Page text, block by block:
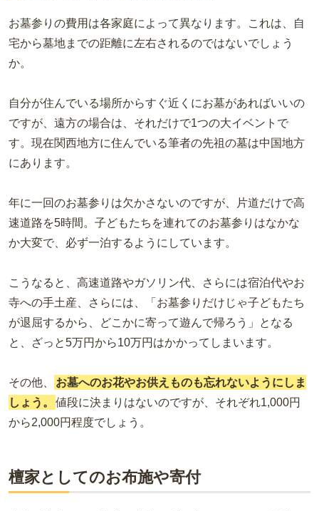
お墓参りの費用は各家庭によって異なります。これは、自
宅から墓地までの距離に左右されるのではないでしょう
か。
自分が住んでいる場所からすぐ近くにお墓があればいいの
ですが、遠方の場合は、それだけで1つの大イベントで
す。現在関西地方に住んでいる筆者の先祖の墓は中国地方
にあります。
年に一回のお墓参りは欠かさないのですが、片道だけで高
速道路を5時間。子どもたちを連れてのお墓参りはなかな
か大変で、必ず一泊するようにしています。
こうなると、高速道路やガソリン代、さらには宿泊代やお
寺への手土産、さらには、「お墓参りだけじゃ子どもたち
が退屈するから、どこかに寄って遊んで帰ろう」となる
と、ざっと5万円から10万円はかかってしまいます。
その他、
お墓へのお花やお供えものも忘れないようにしま
しょう。
値段に決まりはないのですが、それぞれ1,000円
から2,000円程度でしょう。
檀家としてのお布施や寄付